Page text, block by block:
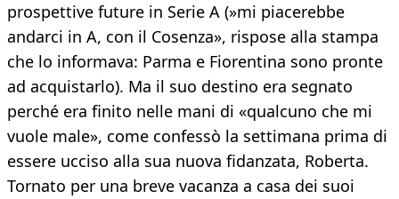
prospettive future in Serie A (»mi piacerebbe
andarci in A, con il Cosenza», rispose alla stampa
che lo informava: Parma e Fiorentina sono pronte
ad acquistarlo). Ma il suo destino era segnato
perché era finito nelle mani di «qualcuno che mi
vuole male», come confessò la settimana prima di
essere ucciso alla sua nuova fidanzata, Roberta.
Tornato per una breve vacanza a casa dei suoi